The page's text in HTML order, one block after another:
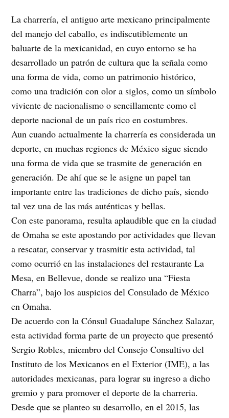
La charrería, el antiguo arte mexicano principalmente
del manejo del caballo, es indiscutiblemente un
baluarte de la mexicanidad, en cuyo entorno se ha
desarrollado un patrón de cultura que la señala como
una forma de vida, como un patrimonio histórico,
como una tradición con olor a siglos, como un símbolo
viviente de nacionalismo o sencillamente como el
deporte nacional de un país rico en costumbres.
Aun cuando actualmente la charrería es considerada un
deporte, en muchas regiones de México sigue siendo
una forma de vida que se trasmite de generación en
generación. De ahí que se le asigne un papel tan
importante entre las tradiciones de dicho país, siendo
tal vez una de las más auténticas y bellas.
Con este panorama, resulta aplaudible que en la ciudad
de Omaha se este apostando por actividades que llevan
a rescatar, conservar y trasmitir esta actividad, tal
como ocurrió en las instalaciones del restaurante La
Mesa, en Bellevue, donde se realizo una “Fiesta
Charra”, bajo los auspicios del Consulado de México
en Omaha.
De acuerdo con la Cónsul Guadalupe Sánchez Salazar,
esta actividad forma parte de un proyecto que presentó
Sergio Robles, miembro del Consejo Consultivo del
Instituto de los Mexicanos en el Exterior (IME), a las
autoridades mexicanas, para lograr su ingreso a dicho
gremio y para promover el deporte de la charreria.
Desde que se planteo su desarrollo, en el 2015, las